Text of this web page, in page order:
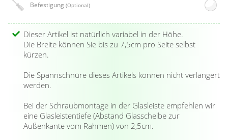
Befestigung (Optional)
Dieser Artikel ist natürlich variabel in der Höhe.
Die Breite können Sie bis zu 7,5cm pro Seite selbst
kürzen.
Die Spannschnüre dieses Artikels können nicht verlängert
werden.
Bei der Schraubmontage in der Glasleiste empfehlen wir
eine Glasleistentiefe (Abstand Glasscheibe zur
Außenkante vom Rahmen) von 2,5cm.